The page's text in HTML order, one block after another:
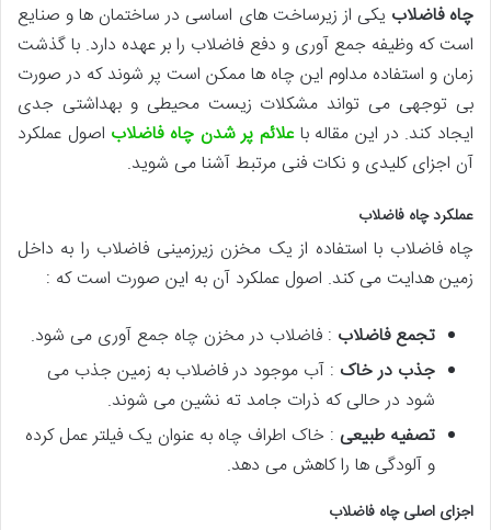
چاه فاضلاب یکی از زیرساخت های اساسی در ساختمان ها و صنایع
است که وظیفه جمع آوری و دفع فاضلاب را بر عهده دارد. با گذشت
زمان و استفاده مداوم این چاه ها ممکن است پر شوند که در صورت
بی توجهی می تواند مشکلات زیست محیطی و بهداشتی جدی
ایجاد کند. در این مقاله باعلائم پر شدن چاه فاضلاب اصول عملکرد
آن اجزای کلیدی و نکات فنی مرتبط آشنا می شوید.
عملکرد چاه فاضلاب
چاه فاضلاب با استفاده از یک مخزن زیرزمینی فاضلاب را به داخل
زمین هدایت می کند. اصول عملکرد آن به این صورت است که :
تجمع فاضلاب : فاضلاب در مخزن چاه جمع آوری می شود.
جذب در خاک : آب موجود در فاضلاب به زمین جذب می
شود در حالی که ذرات جامد ته نشین می شوند.
تصفیه طبیعی : خاک اطراف چاه به عنوان یک فیلتر عمل کرده
و آلودگی ها را کاهش می دهد.
اجزای اصلی چاه فاضلاب